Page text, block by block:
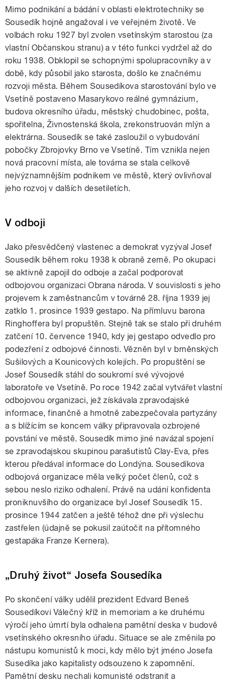
Mimo podnikání a bádání v oblasti elektrotechniky se
Sousedík hojně angažoval i ve veřejném životě. Ve
volbách roku 1927 byl zvolen vsetínským starostou (za
vlastní Občanskou stranu) a v této funkci vydržel až do
roku 1938. Obklopil se schopnými spolupracovníky a v
době, kdy působil jako starosta, došlo ke značnému
rozvoji města. Během Sousedíkova starostování bylo ve
Vsetíně postaveno Masarykovo reálné gymnázium,
budova okresního úřadu, městský chudobinec, pošta,
spořitelna, Živnostenská škola, zrekonstruován mlýn a
elektrárna. Sousedík se také zasloužil o vybudování
pobočky Zbrojovky Brno ve Vsetíně. Tím vznikla nejen
nová pracovní místa, ale továrna se stala celkově
nejvýznamnějším podnikem ve městě, který ovlivňoval
jeho rozvoj v dalších desetiletích.
V odboji
Jako přesvědčený vlastenec a demokrat vyzýval Josef
Sousedík během roku 1938 k obraně země. Po okupaci
se aktivně zapojil do odboje a začal podporovat
odbojovou organizaci Obrana národa. V souvislosti s jeho
projevem k zaměstnancům v továrně 28. října 1939 jej
zatklo 1. prosince 1939 gestapo. Na přímluvu barona
Ringhoffera byl propuštěn. Stejně tak se stalo při druhém
zatčení 10. července 1940, kdy jej gestapo odvedlo pro
podezření z odbojové činnosti. Vězněn byl v brněnských
Sušilových a Kounicových kolejích. Po propuštění se
Josef Sousedík stáhl do soukromí své vývojové
laboratoře ve Vsetíně. Po roce 1942 začal vytvářet vlastní
odbojovou organizaci, jež získávala zpravodajské
informace, finančně a hmotně zabezpečovala partyzány
a s blížícím se koncem války připravovala ozbrojené
povstání ve městě. Sousedík mimo jiné navázal spojení
se zpravodajskou skupinou parašutistů Clay-Eva, přes
kterou předával informace do Londýna. Sousedíkova
odbojová organizace měla velký počet členů, což s
sebou neslo riziko odhalení. Právě na udání konfidenta
proniknuvšího do organizace byl Josef Sousedík 15.
prosince 1944 zatčen a ještě téhož dne při výslechu
zastřelen (údajně se pokusil zaútočit na přítomného
gestapáka Franze Kernera).
„Druhý život“ Josefa Sousedíka
Po skončení války udělil prezident Edvard Beneš
Sousedíkovi Válečný kříž in memoriam a ke druhému
výročí jeho úmrtí byla odhalena pamětní deska v budově
vsetínského okresního úřadu. Situace se ale změnila po
nástupu komunistů k moci, kdy mělo být jméno Josefa
Susedíka jako kapitalisty odsouzeno k zapomnění.
Pamětní desku nechali komunisté odstranit a